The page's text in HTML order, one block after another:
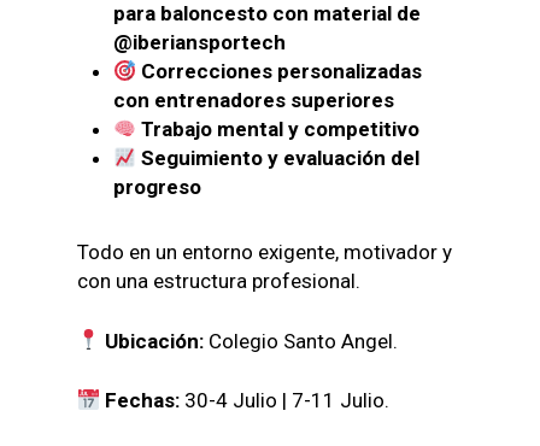
para baloncesto con material de
@iberiansportech
Correcciones personalizadas
con entrenadores superiores
Trabajo mental y competitivo
Seguimiento y evaluación del
progreso
Todo en un entorno exigente, motivador y
con una estructura profesional.
Ubicación: Colegio Santo Angel.
Fechas: 30-4 Julio | 7-11 Julio.